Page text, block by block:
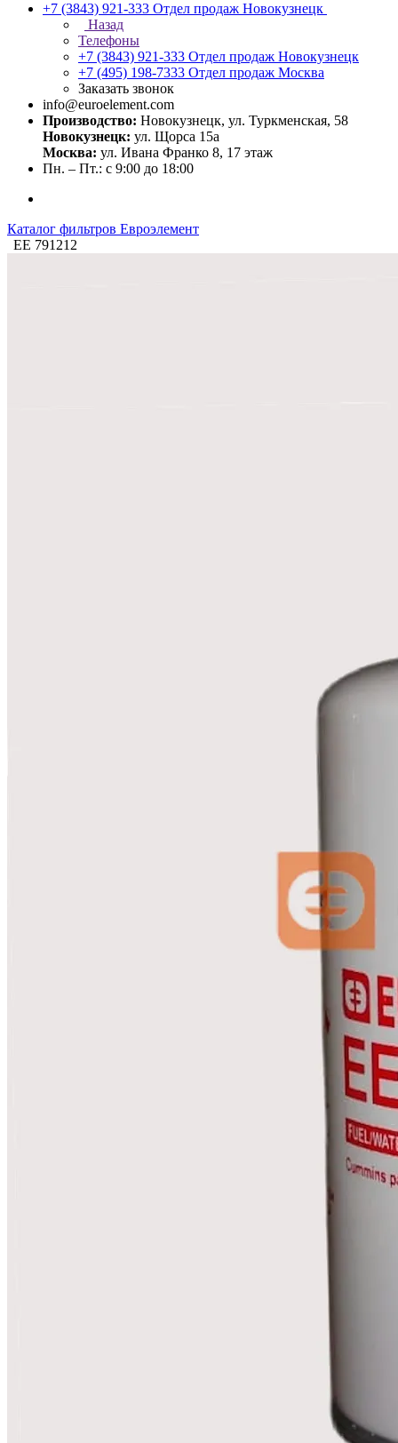
+7 (3843) 921-333 Отдел продаж Новокузнецк
Назад
Телефоны
+7 (3843) 921-333 Отдел продаж Новокузнецк
+7 (495) 198-7333 Отдел продаж Москва
Заказать звонок
info@euroelement.com
Производство: Новокузнецк, ул. Туркменская, 58
Новокузнецк: ул. Щорса 15а
Москва: ул. Ивана Франко 8, 17 этаж
Пн. – Пт.: с 9:00 до 18:00
Каталог фильтров Евроэлемент
ЕЕ 791212